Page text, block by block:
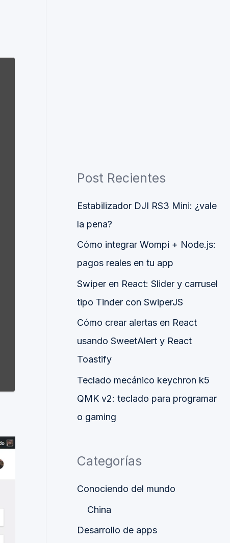
Post Recientes
Estabilizador DJI RS3 Mini: ¿vale
la pena?
Cómo integrar Wompi + Node.js:
pagos reales en tu app
Swiper en React: Slider y carrusel
tipo Tinder con SwiperJS
Cómo crear alertas en React
usando SweetAlert y React
Toastify
Teclado mecánico keychron k5
QMK v2: teclado para programar
o gaming
Categorías
Conociendo del mundo
China
Desarrollo de apps